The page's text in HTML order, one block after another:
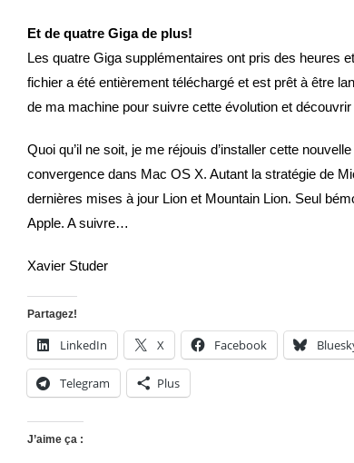
Et de quatre Giga de plus!
Les quatre Giga supplémentaires ont pris des heures
fichier a été entièrement téléchargé et est prêt à être
de ma machine pour suivre cette évolution et découvrir
Quoi qu’il ne soit, je me réjouis d’installer cette
convergence dans Mac OS X. Autant la stratégie de
dernières mises à jour Lion et Mountain Lion. Seul
Apple. A suivre…
Xavier Studer
Partagez!
LinkedIn X Facebook
Telegram Plus
J’aime ça :